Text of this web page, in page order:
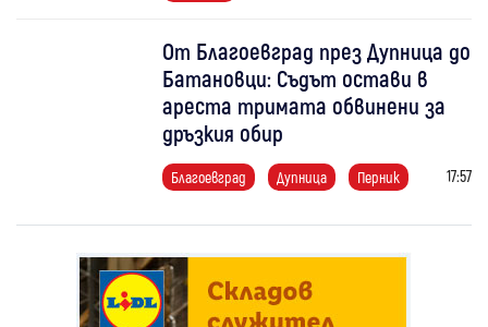
От Благоевград през Дупница до
Батановци: Съдът остави в
ареста тримата обвинени за
дръзкия обир
Благоевград Дупница Перник 17:57